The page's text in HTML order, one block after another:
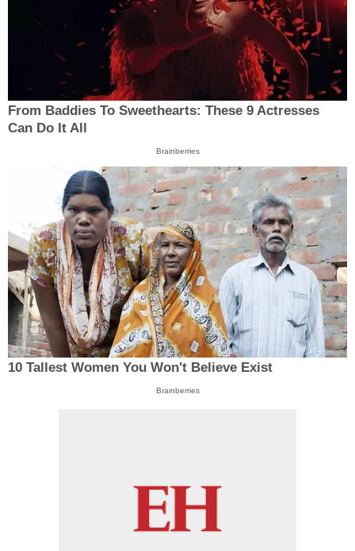
From Baddies To Sweethearts: These 9 Actresses
Can Do It All
Brainberries
10 Tallest Women You Won't Believe Exist
Brainberries